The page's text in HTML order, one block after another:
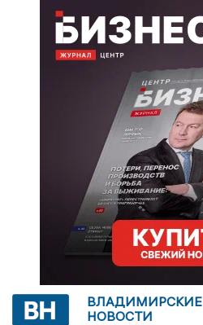
ВЛАДИМИРСКИЕ
НОВОСТИ